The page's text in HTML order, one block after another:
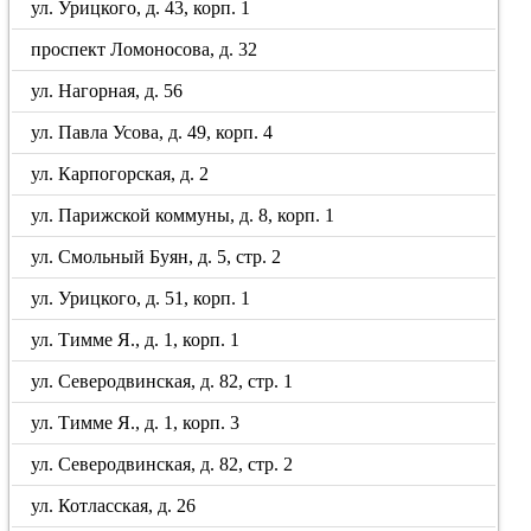
ул. Урицкого, д. 43, корп. 1
проспект Ломоносова, д. 32
ул. Нагорная, д. 56
ул. Павла Усова, д. 49, корп. 4
ул. Карпогорская, д. 2
ул. Парижской коммуны, д. 8, корп. 1
ул. Смольный Буян, д. 5, стр. 2
ул. Урицкого, д. 51, корп. 1
ул. Тимме Я., д. 1, корп. 1
ул. Северодвинская, д. 82, стр. 1
ул. Тимме Я., д. 1, корп. 3
ул. Северодвинская, д. 82, стр. 2
ул. Котласская, д. 26